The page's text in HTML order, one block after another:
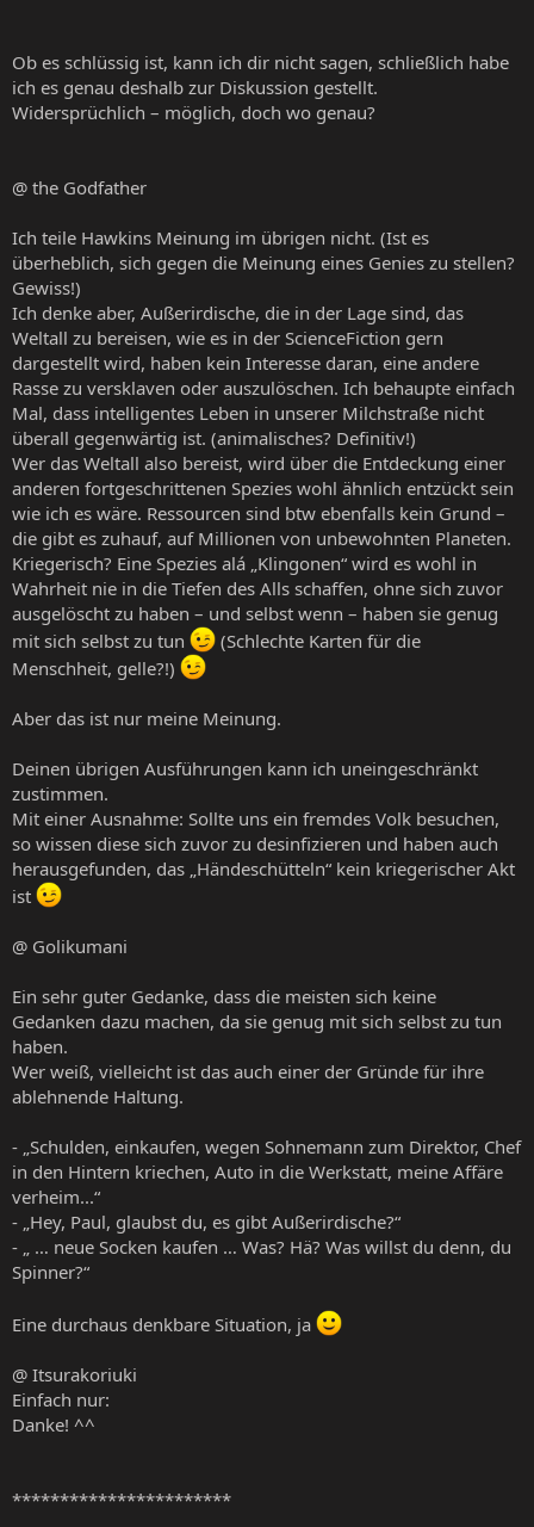
Ob es schlüssig ist, kann ich dir nicht sagen, schließlich habe
ich es genau deshalb zur Diskussion gestellt.
Widersprüchlich – möglich, doch wo genau?
@ the Godfather
Ich teile Hawkins Meinung im übrigen nicht. (Ist es
überheblich, sich gegen die Meinung eines Genies zu stellen?
Gewiss!)
Ich denke aber, Außerirdische, die in der Lage sind, das
Weltall zu bereisen, wie es in der ScienceFiction gern
dargestellt wird, haben kein Interesse daran, eine andere
Rasse zu versklaven oder auszulöschen. Ich behaupte einfach
Mal, dass intelligentes Leben in unserer Milchstraße nicht
überall gegenwärtig ist. (animalisches? Definitiv!)
Wer das Weltall also bereist, wird über die Entdeckung einer
anderen fortgeschrittenen Spezies wohl ähnlich entzückt sein
wie ich es wäre. Ressourcen sind btw ebenfalls kein Grund –
die gibt es zuhauf, auf Millionen von unbewohnten Planeten.
Kriegerisch? Eine Spezies alá „Klingonen“ wird es wohl in
Wahrheit nie in die Tiefen des Alls schaffen, ohne sich zuvor
ausgelöscht zu haben – und selbst wenn – haben sie genug
mit sich selbst zu tun
(Schlechte Karten für die
Menschheit, gelle?!)
Aber das ist nur meine Meinung.
Deinen übrigen Ausführungen kann ich uneingeschränkt
zustimmen.
Mit einer Ausnahme: Sollte uns ein fremdes Volk besuchen,
so wissen diese sich zuvor zu desinfizieren und haben auch
herausgefunden, das „Händeschütteln“ kein kriegerischer Akt
ist
@ Golikumani
Ein sehr guter Gedanke, dass die meisten sich keine
Gedanken dazu machen, da sie genug mit sich selbst zu tun
haben.
Wer weiß, vielleicht ist das auch einer der Gründe für ihre
ablehnende Haltung.
- „Schulden, einkaufen, wegen Sohnemann zum Direktor, Chef
in den Hintern kriechen, Auto in die Werkstatt, meine Affäre
verheim...“
- „Hey, Paul, glaubst du, es gibt Außerirdische?“
- „ … neue Socken kaufen … Was? Hä? Was willst du denn, du
Spinner?“
Eine durchaus denkbare Situation, ja
@ Itsurakoriuki
Einfach nur:
Danke! ^^
***********************